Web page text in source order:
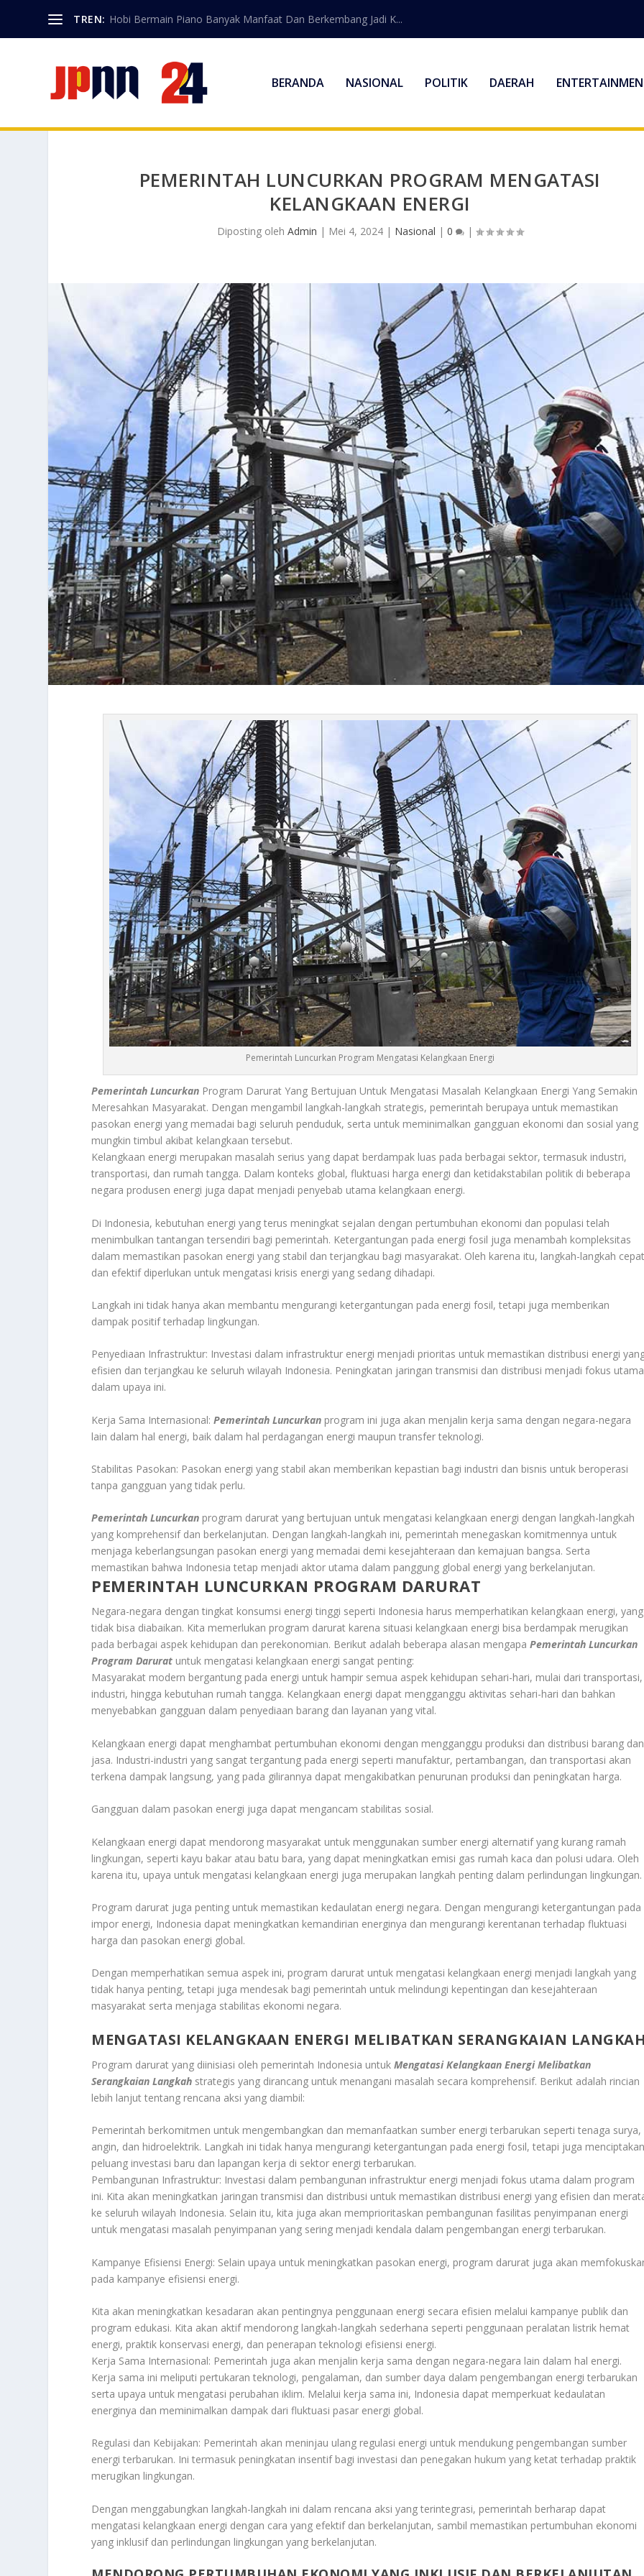
TREN: Hobi Bermain Piano Banyak Manfaat Dan Berkembang Jadi K...
BERANDA NASIONAL POLITIK DAERAH
PEMERINTAH LUNCURKAN PROGRAM MENGATASI
KELANGKAAN ENERGI
Diposting oleh Admin | Mei 4, 2024| Nasional | 0 |
Pemerintah Luncurkan Program Mengatasi Kelangkaan Energi
Pemerintah Luncurkan Program Darurat Yang Bertujuan Untuk Mengatasi Masalah Kelangkaan Energi Yang Semakin
Meresahkan Masyarakat. Dengan mengambil langkah-langkah strategis, pemerintah berupaya untuk memastikan
pasokan energi yang memadai bagi seluruh penduduk, serta untuk meminimalkan gangguan ekonomi dan sosial yang
mungkin timbul akibat kelangkaan tersebut.
Kelangkaan energi merupakan masalah serius yang dapat berdampak luas pada berbagai sektor, termasuk industri,
transportasi, dan rumah tangga. Dalam konteks global, fluktuasi harga energi dan ketidakstabilan politik di beberapa
negara produsen energi juga dapat menjadi penyebab utama kelangkaan energi.
Di Indonesia, kebutuhan energi yang terus meningkat sejalan dengan pertumbuhan ekonomi dan populasi telah
menimbulkan tantangan tersendiri bagi pemerintah. Ketergantungan pada energi fosil juga menambah kompleksitas
dalam memastikan pasokan energi yang stabil dan terjangkau bagi masyarakat. Oleh karena itu, langkah-langkah
dan efektif diperlukan untuk mengatasi krisis energi yang sedang dihadapi.
Langkah ini tidak hanya akan membantu mengurangi ketergantungan pada energi fosil, tetapi juga memberikan
dampak positif terhadap lingkungan.
Penyediaan Infrastruktur: Investasi dalam infrastruktur energi menjadi prioritas untuk memastikan distribusi energi
efisien dan terjangkau ke seluruh wilayah Indonesia. Peningkatan jaringan transmisi dan distribusi menjadi fokus utama
dalam upaya ini.
Kerja Sama Internasional:Pemerintah Luncurkan program ini juga akan menjalin kerja sama dengan negara-negara
lain dalam hal energi, baik dalam hal perdagangan energi maupun transfer teknologi.
Stabilitas Pasokan: Pasokan energi yang stabil akan memberikan kepastian bagi industri dan bisnis untuk beroperasi
tanpa gangguan yang tidak perlu.
Pemerintah Luncurkan program darurat yang bertujuan untuk mengatasi kelangkaan energi dengan langkah-langkah
yang komprehensif dan berkelanjutan. Dengan langkah-langkah ini, pemerintah menegaskan komitmennya untuk
menjaga keberlangsungan pasokan energi yang memadai demi kesejahteraan dan kemajuan bangsa. Serta
memastikan bahwa Indonesia tetap menjadi aktor utama dalam panggung global energi yang berkelanjutan.
PEMERINTAH LUNCURKAN PROGRAM DARURAT
Negara-negara dengan tingkat konsumsi energi tinggi seperti Indonesia harus memperhatikan kelangkaan energi, yang
tidak bisa diabaikan. Kita memerlukan program darurat karena situasi kelangkaan energi bisa berdampak merugikan
pada berbagai aspek kehidupan dan perekonomian. Berikut adalah beberapa alasan mengapaPemerintah Luncurkan
Program Darurat untuk mengatasi kelangkaan energi sangat penting:
Masyarakat modern bergantung pada energi untuk hampir semua aspek kehidupan sehari-hari, mulai dari transportasi,
industri, hingga kebutuhan rumah tangga. Kelangkaan energi dapat mengganggu aktivitas sehari-hari dan bahkan
menyebabkan gangguan dalam penyediaan barang dan layanan yang vital.
Kelangkaan energi dapat menghambat pertumbuhan ekonomi dengan mengganggu produksi dan distribusi barang dan
jasa. Industri-industri yang sangat tergantung pada energi seperti manufaktur, pertambangan, dan transportasi akan
terkena dampak langsung, yang pada gilirannya dapat mengakibatkan penurunan produksi dan peningkatan harga.
Gangguan dalam pasokan energi juga dapat mengancam stabilitas sosial.
Kelangkaan energi dapat mendorong masyarakat untuk menggunakan sumber energi alternatif yang kurang ramah
lingkungan, seperti kayu bakar atau batu bara, yang dapat meningkatkan emisi gas rumah kaca dan polusi udara. Oleh
karena itu, upaya untuk mengatasi kelangkaan energi juga merupakan langkah penting dalam perlindungan lingkungan.
Program darurat juga penting untuk memastikan kedaulatan energi negara. Dengan mengurangi ketergantungan pada
impor energi, Indonesia dapat meningkatkan kemandirian energinya dan mengurangi kerentanan terhadap fluktuasi
harga dan pasokan energi global.
Dengan memperhatikan semua aspek ini, program darurat untuk mengatasi kelangkaan energi menjadi langkah yang
tidak hanya penting, tetapi juga mendesak bagi pemerintah untuk melindungi kepentingan dan kesejahteraan
masyarakat serta menjaga stabilitas ekonomi negara.
MENGATASI KELANGKAAN ENERGI MELIBATKAN SERANGKAIAN
Program darurat yang diinisiasi oleh pemerintah Indonesia untukMengatasi Kelangkaan Energi Melibatkan
Serangkaian Langkah strategis yang dirancang untuk menangani masalah secara komprehensif. Berikut adalah rincian
lebih lanjut tentang rencana aksi yang diambil:
Pemerintah berkomitmen untuk mengembangkan dan memanfaatkan sumber energi terbarukan seperti tenaga surya,
angin, dan hidroelektrik. Langkah ini tidak hanya mengurangi ketergantungan pada energi fosil, tetapi juga
peluang investasi baru dan lapangan kerja di sektor energi terbarukan.
Pembangunan Infrastruktur: Investasi dalam pembangunan infrastruktur energi menjadi fokus utama dalam program
ini. Kita akan meningkatkan jaringan transmisi dan distribusi untuk memastikan distribusi energi yang efisien dan
ke seluruh wilayah Indonesia. Selain itu, kita juga akan memprioritaskan pembangunan fasilitas penyimpanan energi
untuk mengatasi masalah penyimpanan yang sering menjadi kendala dalam pengembangan energi terbarukan.
Kampanye Efisiensi Energi: Selain upaya untuk meningkatkan pasokan energi, program darurat juga akan
pada kampanye efisiensi energi.
Kita akan meningkatkan kesadaran akan pentingnya penggunaan energi secara efisien melalui kampanye publik dan
program edukasi. Kita akan aktif mendorong langkah-langkah sederhana seperti penggunaan peralatan listrik hemat
energi, praktik konservasi energi, dan penerapan teknologi efisiensi energi.
Kerja Sama Internasional: Pemerintah juga akan menjalin kerja sama dengan negara-negara lain dalam hal energi.
Kerja sama ini meliputi pertukaran teknologi, pengalaman, dan sumber daya dalam pengembangan energi terbarukan
serta upaya untuk mengatasi perubahan iklim. Melalui kerja sama ini, Indonesia dapat memperkuat kedaulatan
energinya dan meminimalkan dampak dari fluktuasi pasar energi global.
Regulasi dan Kebijakan: Pemerintah akan meninjau ulang regulasi energi untuk mendukung pengembangan sumber
energi terbarukan. Ini termasuk peningkatan insentif bagi investasi dan penegakan hukum yang ketat terhadap praktik
merugikan lingkungan.
Dengan menggabungkan langkah-langkah ini dalam rencana aksi yang terintegrasi, pemerintah berharap dapat
mengatasi kelangkaan energi dengan cara yang efektif dan berkelanjutan, sambil memastikan pertumbuhan ekonomi
yang inklusif dan perlindungan lingkungan yang berkelanjutan.